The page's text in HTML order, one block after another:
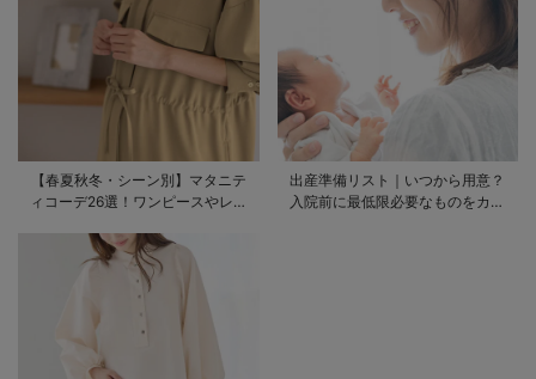
【春夏秋冬・シーン別】マタニテ
ィコーデ26選！ワンピースやレギ
出産準備リスト｜いつから用意？
入院前に最低限必要なものをカテ